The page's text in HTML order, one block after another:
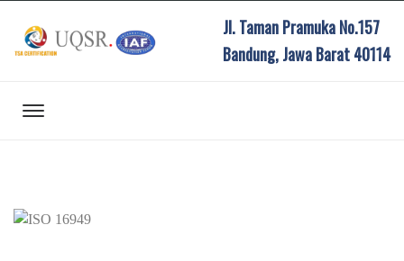
Jl. Taman Pramuka No.157
Bandung, Jawa Barat 40114